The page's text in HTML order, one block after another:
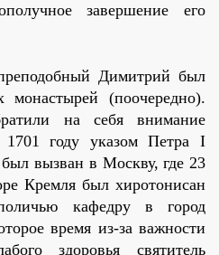
завершение его
Димитрий был
монастырей (поочередно).
на себя внимание
году указом Петра I
вызван в Москву, где 23
Кремля был хиротонисан
кафедру в город
время из-за важности
здоровья святитель